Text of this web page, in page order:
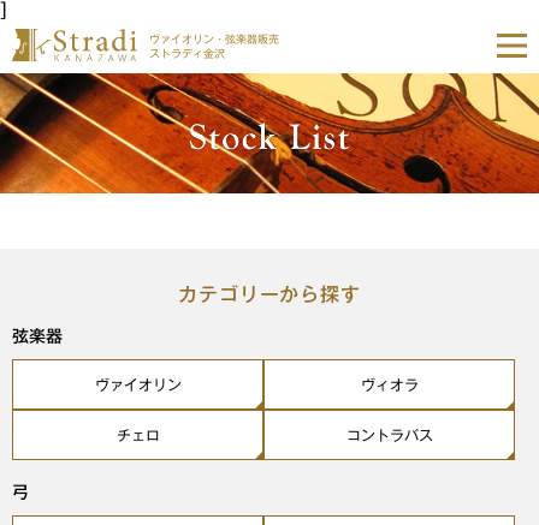
]
ヴァイオリン・弦楽器販売
ストラディ金沢
カテゴリーから探す
弦楽器
ヴァイオリン ヴィオラ
チェロ コントラバス
弓